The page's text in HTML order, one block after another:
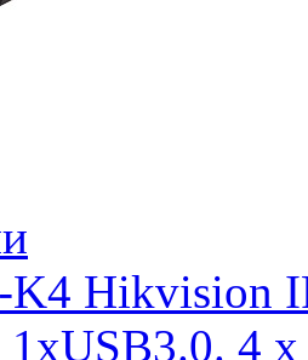
Hikvision
1xUSB3.0. 4